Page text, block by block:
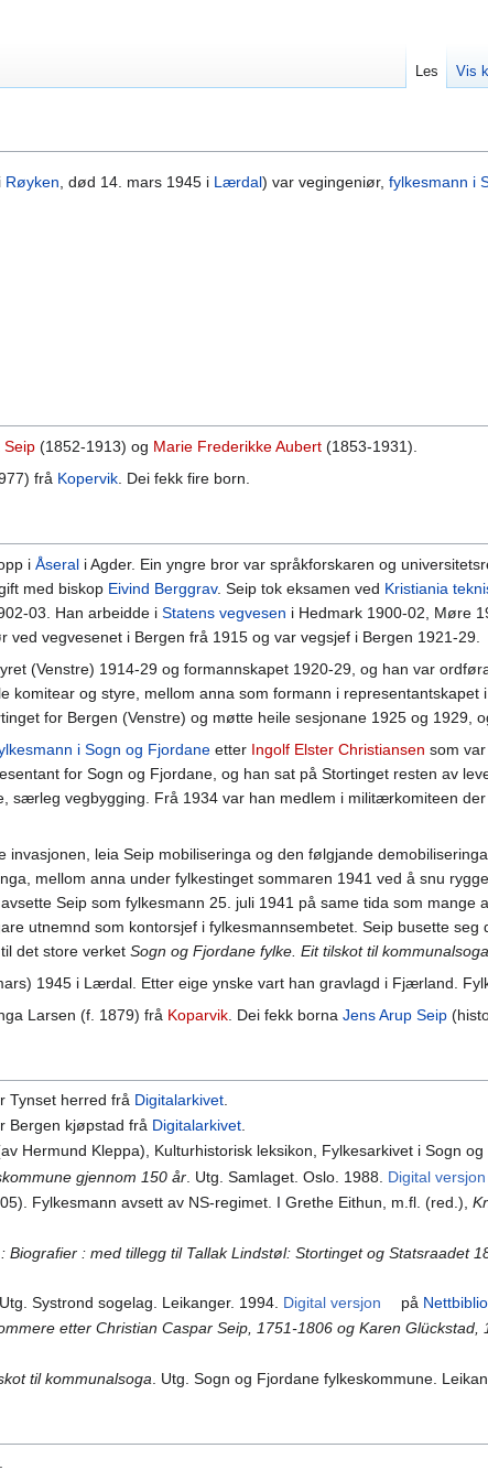
Røyken, død 14. mars 1945 i Lærdal) var vegingeniør, fylkesmann i
Seip (1852-1913) og Marie Frederikke Aubert (1853-1931).
frå Kopervik. Dei fekk fire born.
i Åseral i Agder. Ein yngre bror var språkforskaren og
med biskop Eivind Berggrav. Seip tok eksamen ved Kristiania
03. Han arbeidde i Statens vegvesen i Hedmark 1900-02, Møre
ved vegvesenet i Bergen frå 1915 og var vegsjef i Bergen 1921-29.
(Venstre) 1914-29 og formannskapet 1920-29, og han var
komitear og styre, mellom anna som formann i representantskapet i
for Bergen (Venstre) og møtte heile sesjonane 1925 og 1929,
i Sogn og Fjordane etter Ingolf Elster Christiansen som
for Sogn og Fjordane, og han sat på Stortinget resten av
særleg vegbygging. Frå 1934 var han medlem i militærkomiteen
invasjonen, leia Seip mobiliseringa og den følgjande
mellom anna under fylkestinget sommaren 1941 ved å snu
Seip som fylkesmann 25. juli 1941 på same tida som
utnemnd som kontorsjef i fylkesmannsembetet. Seip busette seg
det store verket Sogn og Fjordane fylke. Eit tilskot til kommunalsoga
1945 i Lærdal. Etter eige ynske vart han gravlagd i Fjærland.
Larsen (f. 1879) frå Koparvik. Dei fekk borna Jens Arup Seip
Tynset herred frå Digitalarkivet
Bergen kjøpstad frå Digitalarkivet
Hermund Kleppa), Kulturhistorisk leksikon, Fylkesarkivet i Sogn
gjennom 150 år . Utg. Samlaget. Oslo. 1988. Digital versjon
Fylkesmann avsett av NS-regimet. I Grethe Eithun, m.fl. (red.),
: med tillegg til Tallak Lindstøl: Stortinget og Statsraadet
. Utg. Systrond sogelag. Leikanger. 1994. Digital versjon på
etter Christian Caspar Seip, 1751-1806 og Karen Glückstad,
til kommunalsoga . Utg. Sogn og Fjordane fylkeskommune.
Les Vis